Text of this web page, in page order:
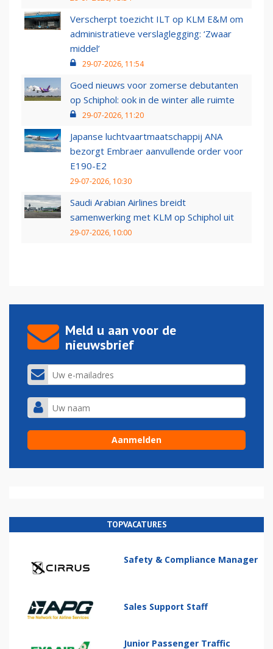
Verscherpt toezicht ILT op KLM E&M om
administratieve verslaglegging: ‘Zwaar
middel’
29-07-2026, 11:54
Goed nieuws voor zomerse debutanten
op Schiphol: ook in de winter alle ruimte
29-07-2026, 11:20
Japanse luchtvaartmaatschappij ANA
bezorgt Embraer aanvullende order voor
E190-E2
29-07-2026, 10:30
Saudi Arabian Airlines breidt
samenwerking met KLM op Schiphol uit
29-07-2026, 10:00
Meld u aan voor de
nieuwsbrief
TOPVACATURES
Safety & Compliance Manager
Sales Support Staff
Junior Passenger Traffic